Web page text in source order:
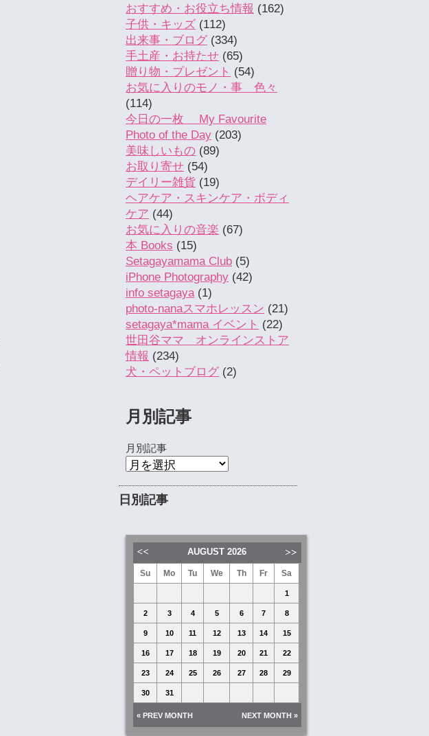
おすすめ・お役立ち情報 (162)
子供・キッズ (112)
出来事・ブログ (334)
手土産・お持たせ (65)
贈り物・プレゼント (54)
お気に入りのモノ・事 色々
(114)
今日の一枚 My Favourite
Photo of the Day (203)
美味しいもの (89)
お取り寄せ (54)
デイリー雑貨 (19)
ヘアケア・スキンケア・ボディ
ケア (44)
お気に入りの音楽 (67)
本 Books (15)
Setagayamama Club (5)
iPhone Photography (42)
info setagaya(1)
photo-nanaスマホレッスン (21)
setagaya*mama イベント (22)
世田谷ママ オンラインストア
情報 (234)
犬・ペットブログ (2)
月別記事
月別記事
日別記事
AUGUST 2026
Su Mo Tu We Th Fr Sa
1
2 3 4 5 6 7 8
9 10 11 12 13 14 15
16 17 18 19 20 21 22
23 24 25 26 27 28 29
30 31
« PREV MONTH NEXT MONTH »